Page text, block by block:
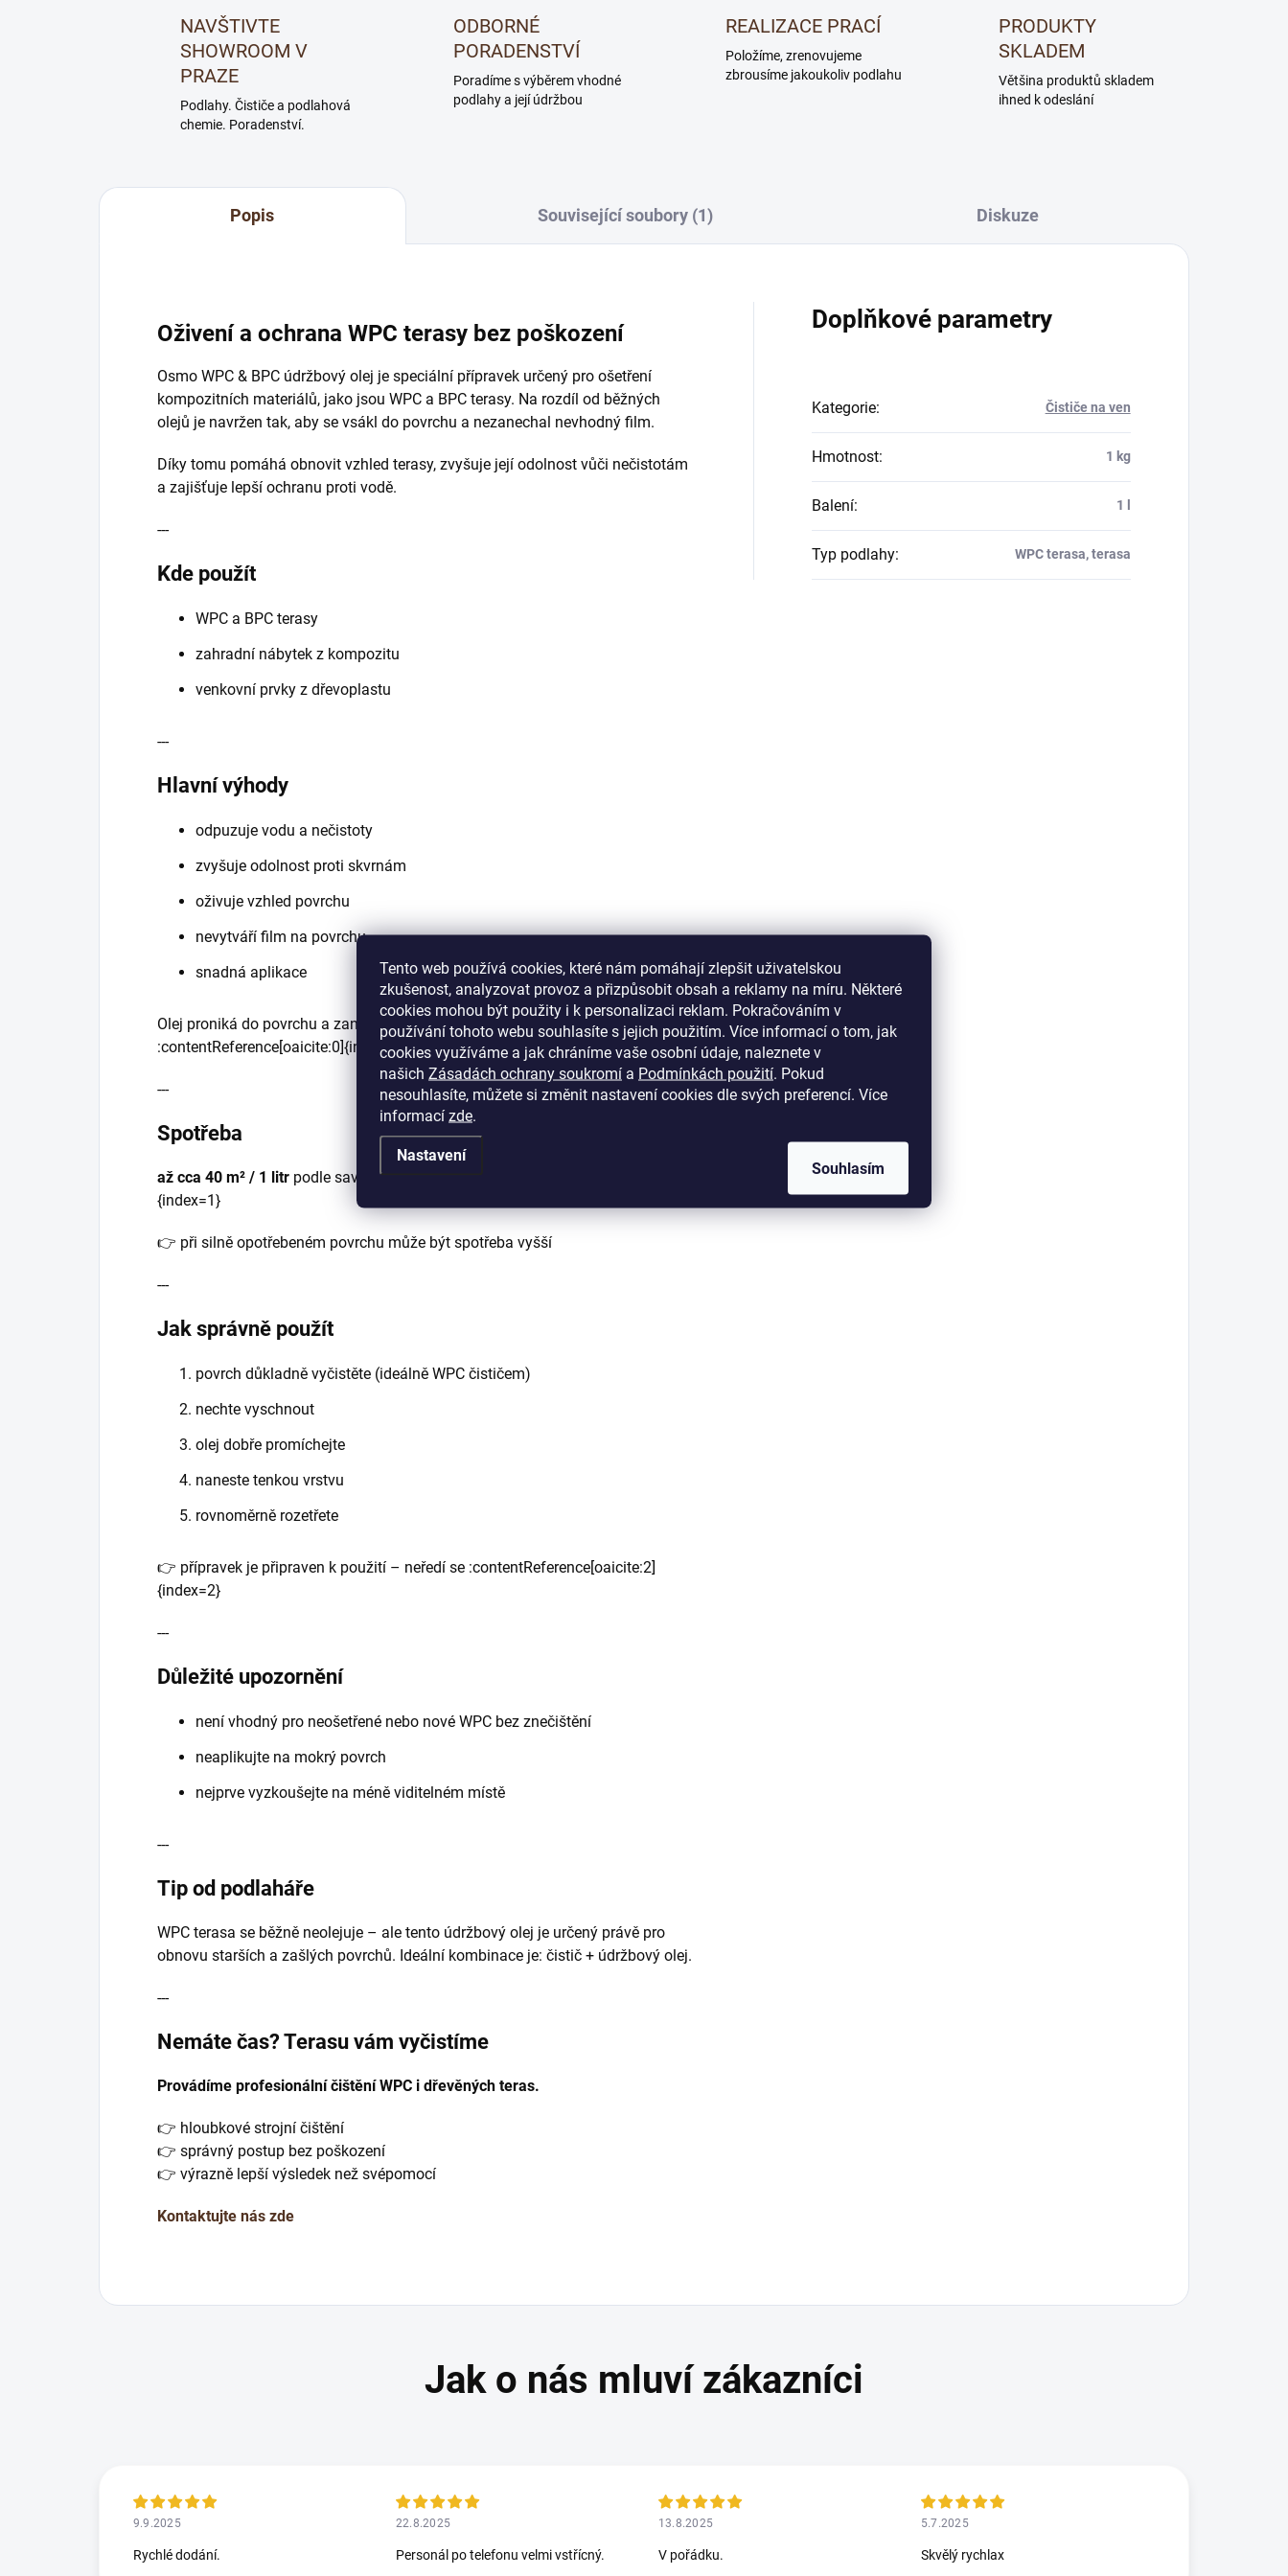
Tento web používá cookies, které nám pomáhají zlepšit uživatelskou
zkušenost, analyzovat provoz a přizpůsobit obsah a reklamy na míru. Některé
cookies mohou být použity i k personalizaci reklam. Pokračováním v
používání tohoto webu souhlasíte s jejich použitím. Více informací o tom, jak
cookies využíváme a jak chráníme vaše osobní údaje, naleznete v
našich Zásadách ochrany soukromí a Podmínkách použití. Pokud
nesouhlasíte, můžete si změnit nastavení cookies dle svých preferencí. Více
informací zde.
Nastavení
Souhlasím
NAVŠTIVTE
SHOWROOM V
PRAZE
Podlahy. Čističe a podlahová
chemie. Poradenství.
ODBORNÉ
PORADENSTVÍ
Poradíme s výběrem vhodné
podlahy a její údržbou
REALIZACE PRACÍ
Položíme, zrenovujeme
zbrousíme jakoukoliv podlahu
PRODUKTY
SKLADEM
Většina produktů skladem
ihned k odeslání
Popis Související soubory (1) Diskuze
Oživení a ochrana WPC terasy bez poškození
Osmo WPC & BPC údržbový olej je speciální přípravek určený pro ošetření
kompozitních materiálů, jako jsou WPC a BPC terasy. Na rozdíl od běžných
olejů je navržen tak, aby se vsákl do povrchu a nezanechal nevhodný film.
Díky tomu pomáhá obnovit vzhled terasy, zvyšuje její odolnost vůči nečistotám
a zajišťuje lepší ochranu proti vodě.
---
Kde použít
WPC a BPC terasy
zahradní nábytek z kompozitu
venkovní prvky z dřevoplastu
---
Hlavní výhody
odpuzuje vodu a nečistoty
zvyšuje odolnost proti skvrnám
oživuje vzhled povrchu
nevytváří film na povrchu
snadná aplikace
Olej proniká do povrchu a zanechává hedvábně matný vzhled bez tvorby vrstvy.
:contentReference[oaicite:0]{index=0}
---
Spotřeba
až cca 40 m² / 1 litr podle savosti a stavu povrchu :contentReference[oaicite:1]
{index=1}
👉 při silně opotřebeném povrchu může být spotřeba vyšší
---
Jak správně použít
povrch důkladně vyčistěte (ideálně WPC čističem)
nechte vyschnout
olej dobře promíchejte
naneste tenkou vrstvu
rovnoměrně rozetřete
👉 přípravek je připraven k použití – neředí se :contentReference[oaicite:2]
{index=2}
---
Důležité upozornění
není vhodný pro neošetřené nebo nové WPC bez znečištění
neaplikujte na mokrý povrch
nejprve vyzkoušejte na méně viditelném místě
---
Tip od podlaháře
WPC terasa se běžně neolejuje – ale tento údržbový olej je určený právě pro
obnovu starších a zašlých povrchů. Ideální kombinace je: čistič + údržbový olej.
---
Nemáte čas? Terasu vám vyčistíme
Provádíme profesionální čištění WPC i dřevěných teras.
👉 hloubkové strojní čištění
👉 správný postup bez poškození
👉 výrazně lepší výsledek než svépomocí
Kontaktujte nás zde
Doplňkové parametry
Kategorie: Čističe na ven
Hmotnost: 1 kg
Balení: 1 l
Typ podlahy: WPC terasa, terasa
9.9.2025
Rychlé dodání.
22.8.2025
Personál po telefonu velmi vstřícný.
13.8.2025
V pořádku.
5.7.2025
Skvělý rychlax